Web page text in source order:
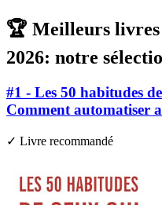
🏆 Meilleurs
2026: notre
#1 - Les 50 habitudes
Comment automatiser
✓ Livre recommandé